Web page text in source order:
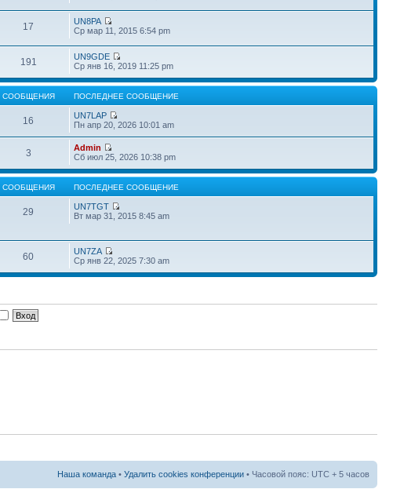
17
UN8PA
Ср мар 11, 2015 6:54 pm
191
UN9GDE
Ср янв 16, 2019 11:25 pm
СООБЩЕНИЯ ПОСЛЕДНЕЕ СООБЩЕНИЕ
16
UN7LAP
Пн апр 20, 2026 10:01 am
3
Admin
Сб июл 25, 2026 10:38 pm
СООБЩЕНИЯ ПОСЛЕДНЕЕ СООБЩЕНИЕ
29
UN7TGT
Вт мар 31, 2015 8:45 am
60
UN7ZA
Ср янв 22, 2025 7:30 am
Наша команда • Удалить cookies конференции • Часовой пояс: UTC + 5 часов